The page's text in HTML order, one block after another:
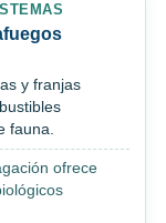
y franjas
fauna.
ofrece